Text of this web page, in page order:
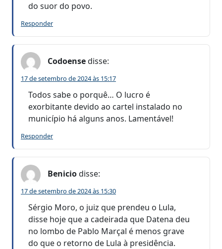
do suor do povo.
Responder
Codoensedisse:
17 de setembro de 2024 às 15:17
Todos sabe o porquê… O lucro é
exorbitante devido ao cartel instalado no
município há alguns anos. Lamentável!
Responder
Beniciodisse:
17 de setembro de 2024 às 15:30
Sérgio Moro, o juiz que prendeu o Lula,
disse hoje que a cadeirada que Datena deu
no lombo de Pablo Marçal é menos grave
do que o retorno de Lula à presidência.